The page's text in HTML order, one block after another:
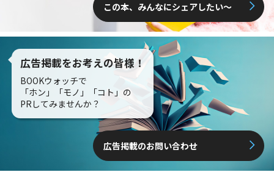
この本、みんなにシェアしたい〜
広告掲載をお考えの皆様！
BOOKウォッチで
「ホン」「モノ」「コト」の
PRしてみませんか？
広告掲載のお問い合わせ